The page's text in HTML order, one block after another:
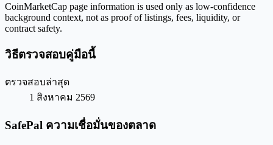
CoinMarketCap page information is used only as low-confidence
background context, not as proof of listings, fees, liquidity, or
contract safety.
วิธีตรวจสอบคู่มือนี้
ตรวจสอบล่าสุด
1 สิงหาคม 2569
SafePal ความเชื่อมั่นของตลาด